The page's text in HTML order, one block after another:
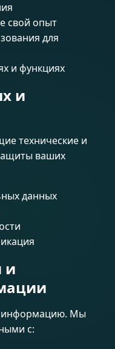
свой опыт
для
и функциях
и
технические и
ваших
данных
и
информацию. Мы
с: